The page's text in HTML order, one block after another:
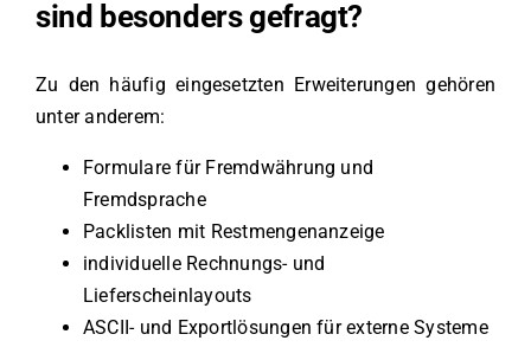
sind besonders gefragt?
Zu den häufig eingesetzten Erweiterungen gehören
unter anderem:
Formulare für Fremdwährung und
Fremdsprache
Packlisten mit Restmengenanzeige
individuelle Rechnungs- und
Lieferscheinlayouts
ASCII- und Exportlösungen für externe Systeme